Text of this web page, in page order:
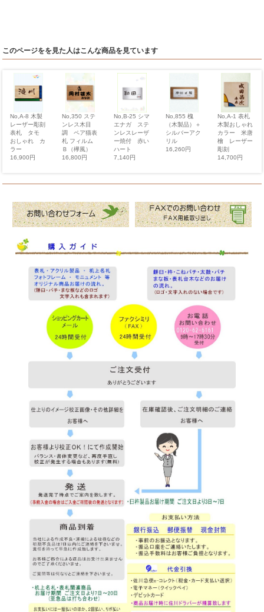
このページをを見た人はこんな商品を見ています
No,A-8 木製
レーザー彫刻
表札 タモ
おしゃれ カ
ラー
16,900円
No,350 ステ
ンレス木目
調 ペア猫表
札 フィルム
Ｂ（欅風）
16,800円
No,B-25 シマ
エナガ ステ
ンレスレーザ
ー焼付 赤い
ハート
7,140円
No,855 槐
（木製品）＋
シルバーアク
リル
16,260円
No,A-1 表札
木製おしゃれ
カラー 米唐
檜 レーザー
彫刻
14,700円